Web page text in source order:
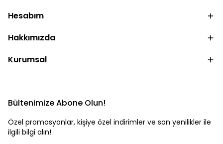
Hesabım
Hakkımızda
Kurumsal
Bültenimize Abone Olun!
Özel promosyonlar, kişiye özel indirimler ve son yenilikler ile
ilgili bilgi alın!